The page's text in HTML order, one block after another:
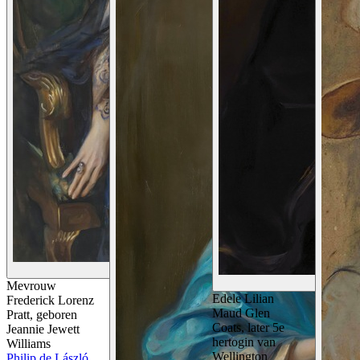
Details Bekijken
Mevrouw
Frederick Lorenz
Pratt, geboren
Jeannie Jewett
Williams
Edele Lilian
Maud Glen
Coats, later 5e
hertogin van
Wellington